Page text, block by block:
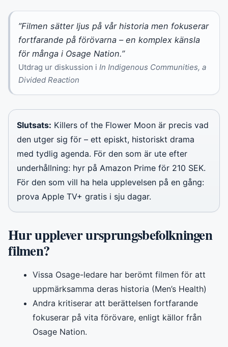
”Filmen sätter ljus på vår historia men fokuserar
fortfarande på förövarna – en komplex känsla
för många i Osage Nation.”
Utdrag ur diskussion i In Indigenous Communities, a
Divided Reaction
Slutsats: Killers of the Flower Moon är precis vad
den utger sig för – ett episkt, historiskt drama
med tydlig agenda. För den som är ute efter
underhållning: hyr på Amazon Prime för 210 SEK.
För den som vill ha hela upplevelsen på en gång:
prova Apple TV+ gratis i sju dagar.
Hur upplever ursprungsbefolkningen
filmen?
Vissa Osage-ledare har berömt filmen för att
uppmärksamma deras historia (Men’s Health)
Andra kritiserar att berättelsen fortfarande
fokuserar på vita förövare, enligt källor från
Osage Nation.